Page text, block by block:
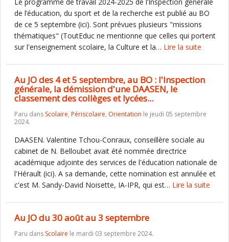
de l’éducation, du sport et de la recherche est publié au BO
de ce 5 septembre (ici). Sont prévues plusieurs "missions
thématiques" (ToutEduc ne mentionne que celles qui portent
sur l'enseignement scolaire, la Culture et la… Lire la suite
Au JO des 4 et 5 septembre, au BO : l'Inspection
générale, la démission d'une DAASEN, le
classement des collèges et lycées...
Paru dans Scolaire, Périscolaire, Orientation le jeudi 05 septembre
2024.
DAASEN. Valentine Tchou-Conraux, conseillère sociale au
cabinet de N. Belloubet avait été nommée directrice
académique adjointe des services de l'éducation nationale de
l'Hérault (ici). A sa demande, cette nomination est annulée et
c'est M. Sandy-David Noisette, IA-IPR, qui est… Lire la suite
Au JO du 30 août au 3 septembre
Paru dans Scolaire le mardi 03 septembre 2024.